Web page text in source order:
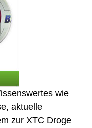
wie
aktuelle
zur XTC Droge